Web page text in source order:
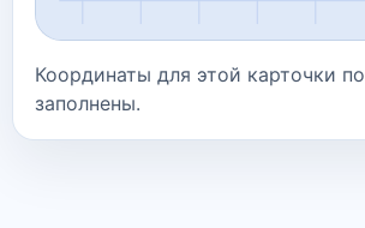
Координаты для этой карточки
заполнены.